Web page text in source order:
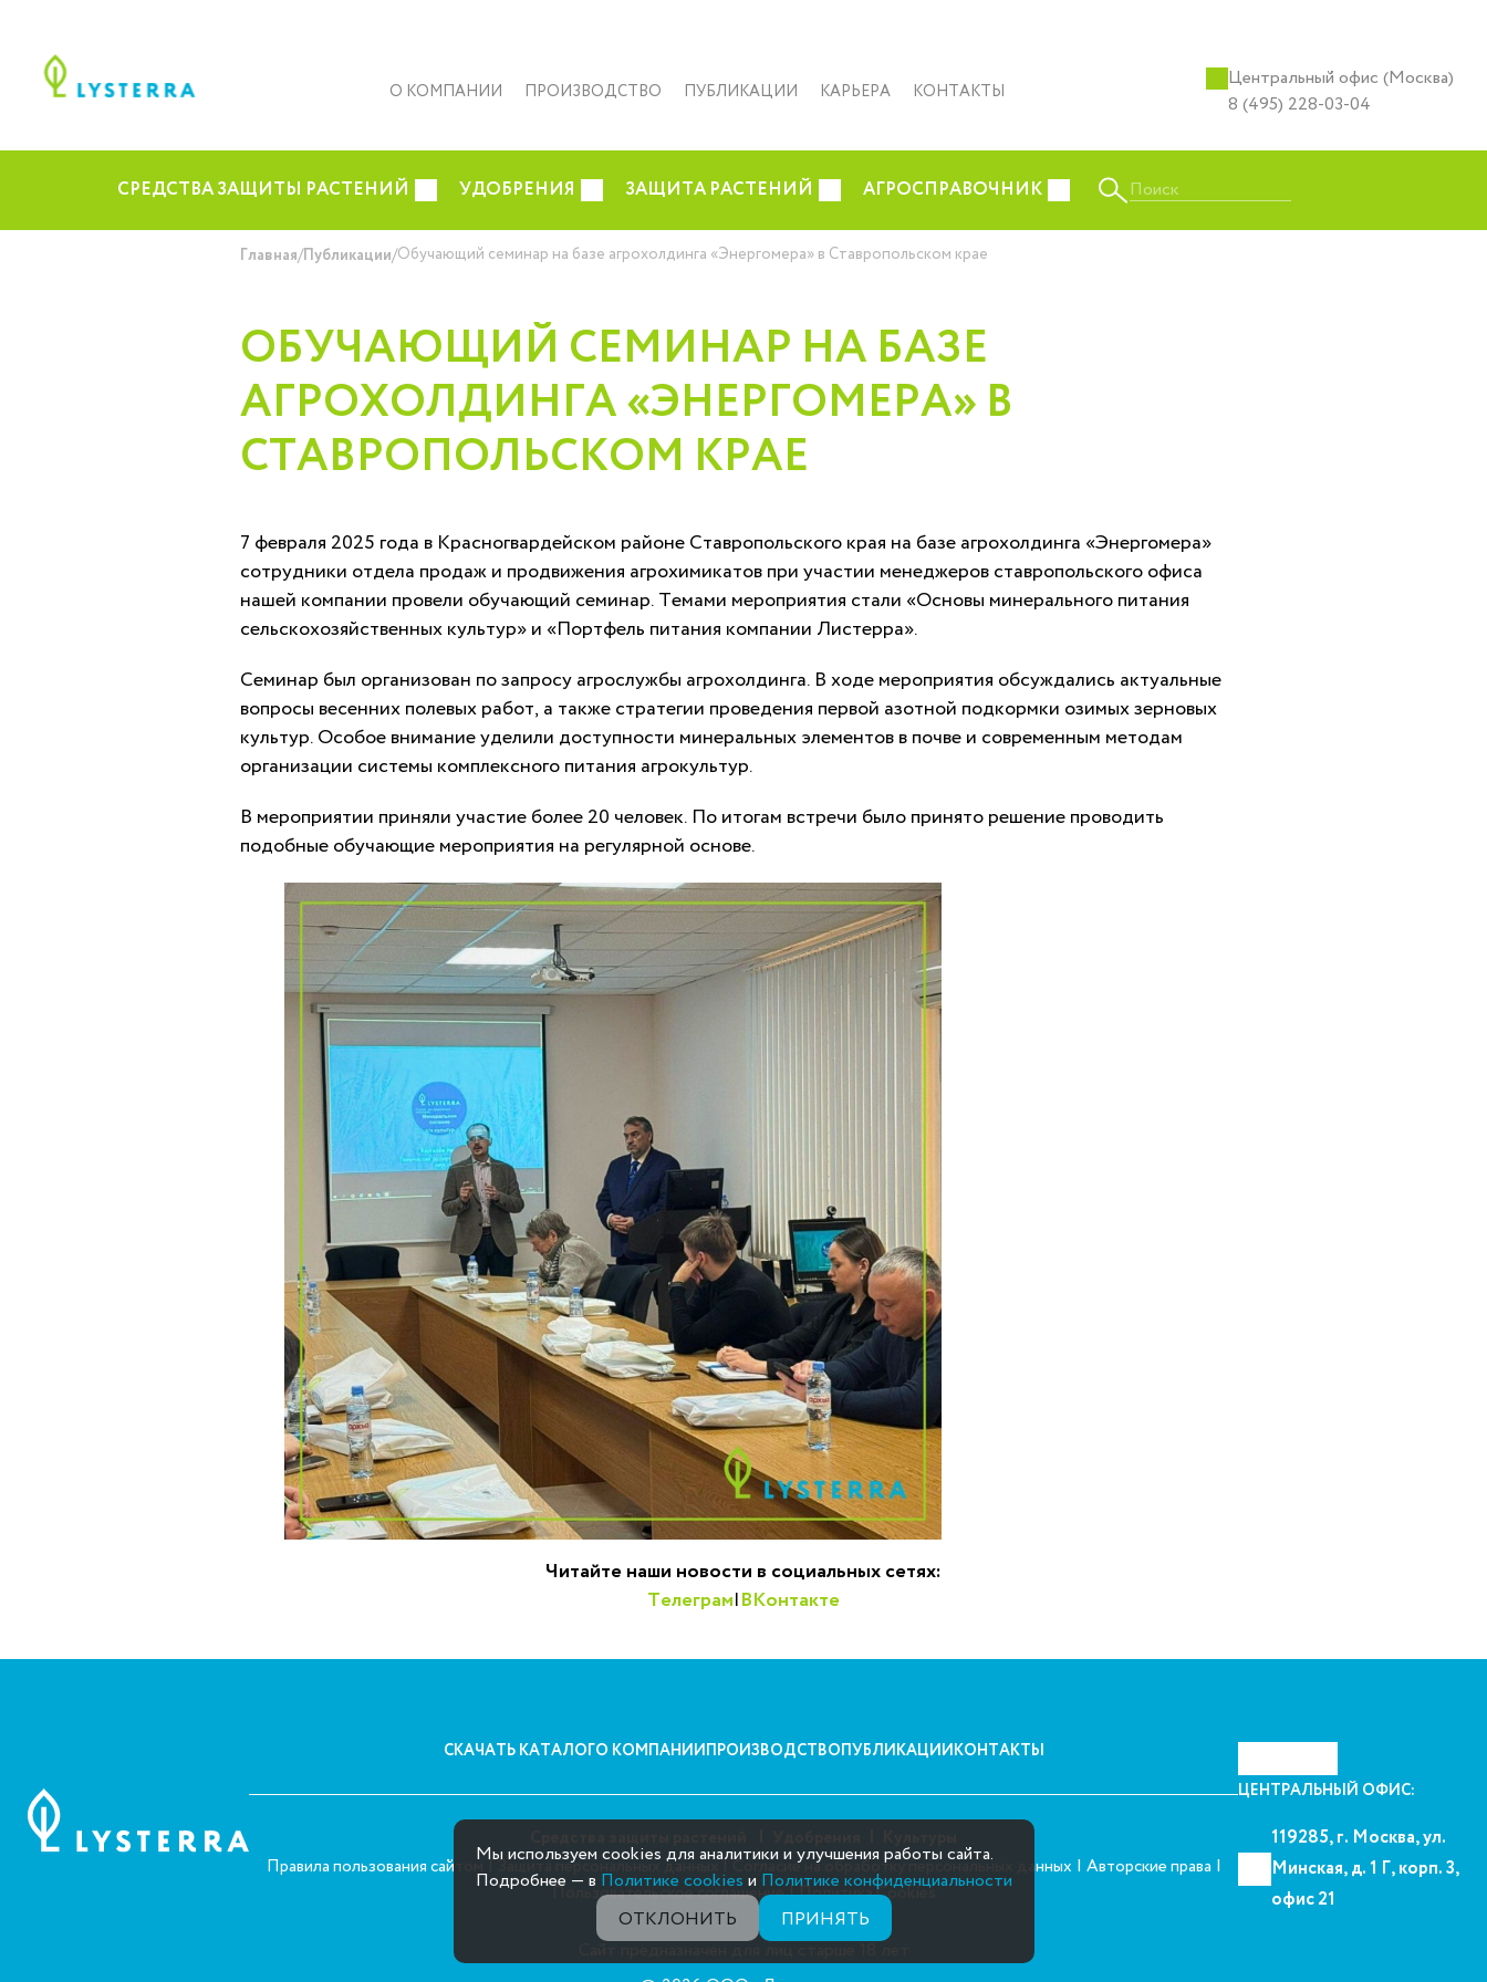
О КОМПАНИИ ПРОИЗВОДСТВО ПУБЛИКАЦИИ КАРЬЕРА КОНТАКТЫ
Центральный офис (Москва)
8 (495) 228-03-04
СРЕДСТВА ЗАЩИТЫ РАСТЕНИЙ УДОБРЕНИЯ ЗАЩИТА РАСТЕНИЙ АГРОСПРАВОЧНИК Поиск
Главная/Публикации/Обучающий семинар на базе агрохолдинга «Энергомера» в Ставропольском крае
ОБУЧАЮЩИЙ СЕМИНАР НА БАЗЕ
АГРОХОЛДИНГА «ЭНЕРГОМЕРА» В
СТАВРОПОЛЬСКОМ КРАЕ
7 февраля 2025 года в Красногвардейском районе Ставропольского края на базе агрохолдинга «Энергомера»
сотрудники отдела продаж и продвижения агрохимикатов при участии менеджеров ставропольского офиса
нашей компании провели обучающий семинар. Темами мероприятия стали «Основы минерального питания
сельскохозяйственных культур» и «Портфель питания компании Листерра».
Семинар был организован по запросу агрослужбы агрохолдинга. В ходе мероприятия обсуждались актуальные
вопросы весенних полевых работ, а также стратегии проведения первой азотной подкормки озимых зерновых
культур. Особое внимание уделили доступности минеральных элементов в почве и современным методам
организации системы комплексного питания агрокультур.
В мероприятии приняли участие более 20 человек. По итогам встречи было принято решение проводить
подобные обучающие мероприятия на регулярной основе.
Читайте наши новости в социальных сетях:
Телеграм|ВКонтакте
СКАЧАТЬ КАТАЛОГО КОМПАНИИПРОИЗВОДСТВОПУБЛИКАЦИИКОНТАКТЫ
Правила пользования сайтом |Защита персональных данных|Согласие на обработку персональных данных | Авторские права |
Пользовательское соглашение|Политика Cookies
ЦЕНТРАЛЬНЫЙ ОФИС:
119285, г. Москва, ул.
Минская, д. 1 Г, корп. 3,
офис 21
Мы используем cookies для аналитики и улучшения работы сайта.
Подробнее — в Политике cookies и Политике конфиденциальности
ОТКЛОНИТЬ
ПРИНЯТЬ